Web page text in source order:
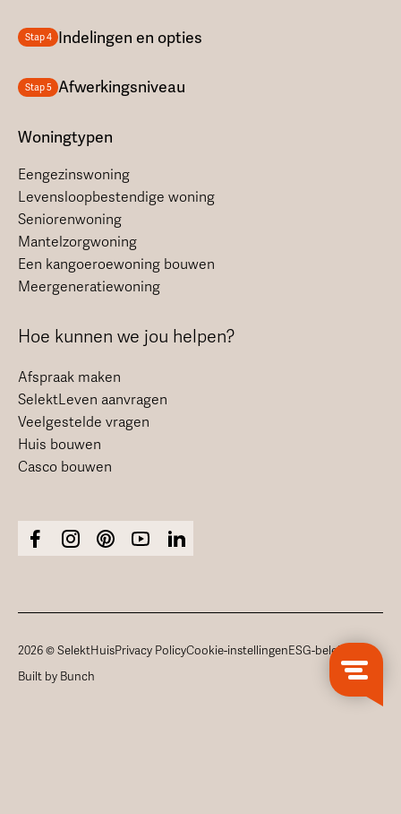
Stap 4 Indelingen en opties
Stap 5 Afwerkingsniveau
Woningtypen
Eengezinswoning
Levensloopbestendige woning
Seniorenwoning
Mantelzorgwoning
Een kangoeroewoning bouwen
Meergeneratiewoning
Hoe kunnen we jou helpen?
Afspraak maken
SelektLeven aanvragen
Veelgestelde vragen
Huis bouwen
Casco bouwen
2026 © SelektHuisPrivacy PolicyCookie-instellingenESG-beleid
Built by Bunch